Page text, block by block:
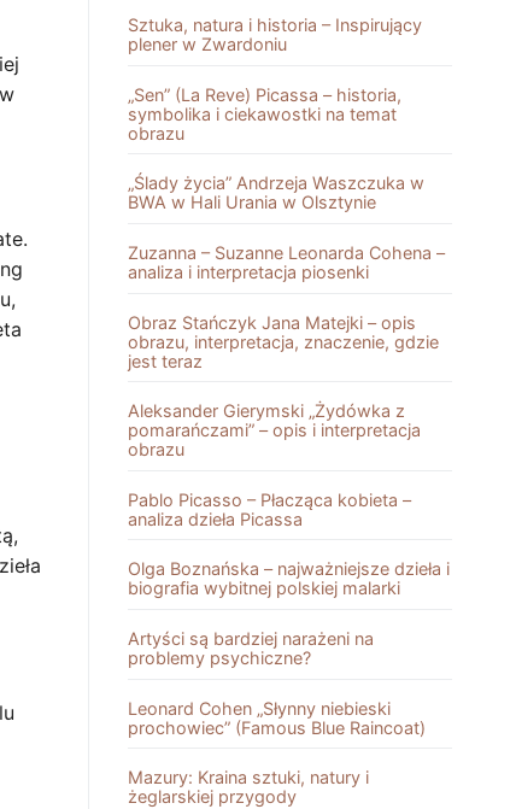
Sztuka, natura i historia – Inspirujący
plener w Zwardoniu
„Sen” (La Reve) Picassa – historia,
symbolika i ciekawostki na temat
obrazu
„Ślady życia” Andrzeja Waszczuka w
BWA w Hali Urania w Olsztynie
Zuzanna – Suzanne Leonarda Cohena –
analiza i interpretacja piosenki
Obraz Stańczyk Jana Matejki – opis
obrazu, interpretacja, znaczenie, gdzie
jest teraz
Aleksander Gierymski „Żydówka z
pomarańczami” – opis i interpretacja
obrazu
Pablo Picasso – Płacząca kobieta –
analiza dzieła Picassa
Olga Boznańska – najważniejsze dzieła i
biografia wybitnej polskiej malarki
Artyści są bardziej narażeni na
problemy psychiczne?
Leonard Cohen „Słynny niebieski
prochowiec” (Famous Blue Raincoat)
Mazury: Kraina sztuki, natury i
żeglarskiej przygody